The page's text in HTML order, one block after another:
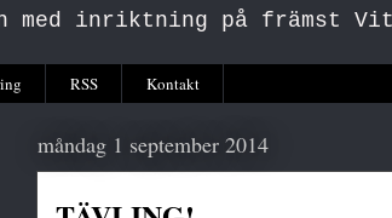
med inriktning på främst
RSS Kontakt
måndag 1 september 2014